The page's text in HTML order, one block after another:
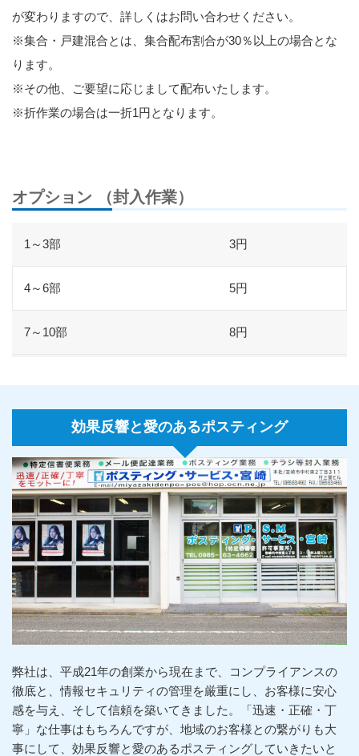
が変わりますので、詳しくはお問い合わせください。
※集合・戸建混合とは、集合配布割合が30％以上の場合とな
ります。
※その他、ご要望に応じまして配布いたします。
※折作業の場合は一折1円となります。
オプション （封入作業）
1～3部 3円
4～6部 5円
7～10部 8円
効果反響と愛のあるポスティング
弊社は、平成21年の創業から現在まで、コンプライアンスの
徹底と、情報セキュリティの管理を厳重にし、お客様に安心
感を与え、そして信頼を築いてきました。「迅速・正確・丁
寧」な仕事はもちろんですが、地域のお客様との繋がりも大
事にして、効果反響と愛のあるポスティングしていきたいと